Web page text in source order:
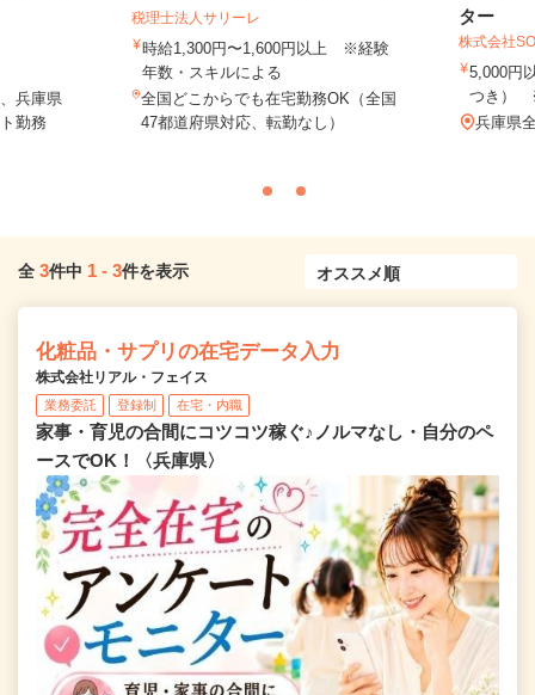
兵庫県
勤務
税理士法人サリーレ
時給1,300円〜1,600円以上 ※経験
年数・スキルによる
全国どこからでも在宅勤務OK（全国
47都道府県対応、転勤なし）
ター
株式会社
5,000円
つき）
兵庫県
全 3件中 1 - 3件を表示
化粧品・サプリの在宅データ入力
株式会社リアル・フェイス
業務委託 登録制 在宅・内職
家事・育児の合間にコツコツ稼ぐ♪ノルマなし・自分のペ
ースでOK！〈兵庫県〉